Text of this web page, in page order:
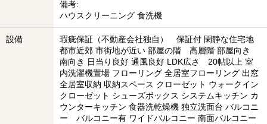
備考:
ハウスクリーニング 食洗機
設備
瑕疵保証（不動産会社独自） 保証付 閑静な住宅地
都市近郊 市街地が近い 部屋の階 高層階 部屋向き
南向き 日当り良好 通風良好 LDK広さ 20帖以上 室
内洗濯機置場 フローリング 全居室フローリング 出窓
全居室収納 収納スペース クローゼット ウォークイン
クローゼット シューズボックス システムキッチン カ
ウンターキッチン 食器洗乾燥機 独立洗面台 バルコニ
ー バルコニー有 ワイドバルコニー 南面バルコニー